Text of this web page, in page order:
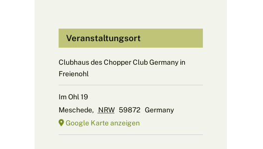
Veranstaltungsort
Clubhaus des Chopper Club Germany in
Freienohl
Im Ohl 19
Meschede, NRW 59872 Germany
Google Karte anzeigen